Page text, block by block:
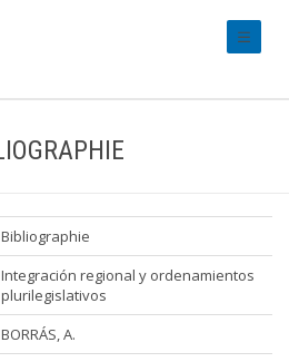
Bibliographie
Integración regional y ordenamientos
plurilegislativos
BORRÁS, A.